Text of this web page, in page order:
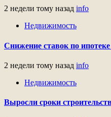
2 недели тому назад info
Недвижимость
Снижение ставок по
2 недели тому назад info
Недвижимость
Выросли сроки